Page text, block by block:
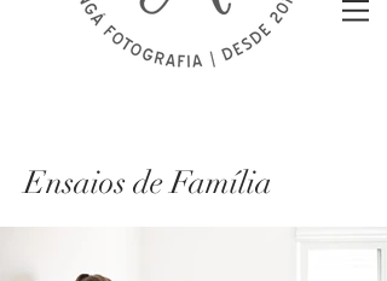
Ensaios de Família